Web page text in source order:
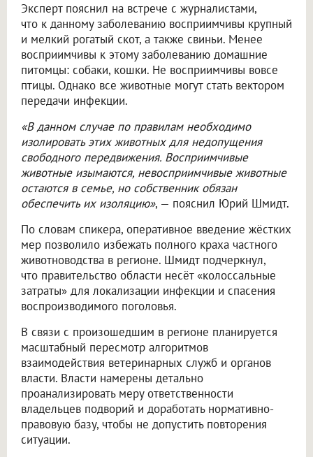
Эксперт пояснил на встрече с журналистами,
что к данному заболеванию восприимчивы крупный
и мелкий рогатый скот, а также свиньи. Менее
восприимчивы к этому заболеванию домашние
питомцы: собаки, кошки. Не восприимчивы вовсе
птицы. Однако все животные могут стать вектором
передачи инфекции.
«В данном случае по правилам необходимо
изолировать этих животных для недопущения
свободного передвижения. Восприимчивые
животные изымаются, невосприимчивые животные
остаются в семье, но собственник обязан
обеспечить их изоляцию», — пояснил Юрий Шмидт.
По словам спикера, оперативное введение жёстких
мер позволило избежать полного краха частного
животноводства в регионе. Шмидт подчеркнул,
что правительство области несёт «колоссальные
затраты» для локализации инфекции и спасения
воспроизводимого поголовья.
В связи с произошедшим в регионе планируется
масштабный пересмотр алгоритмов
взаимодействия ветеринарных служб и органов
власти. Власти намерены детально
проанализировать меру ответственности
владельцев подворий и доработать нормативно-
правовую базу, чтобы не допустить повторения
ситуации.